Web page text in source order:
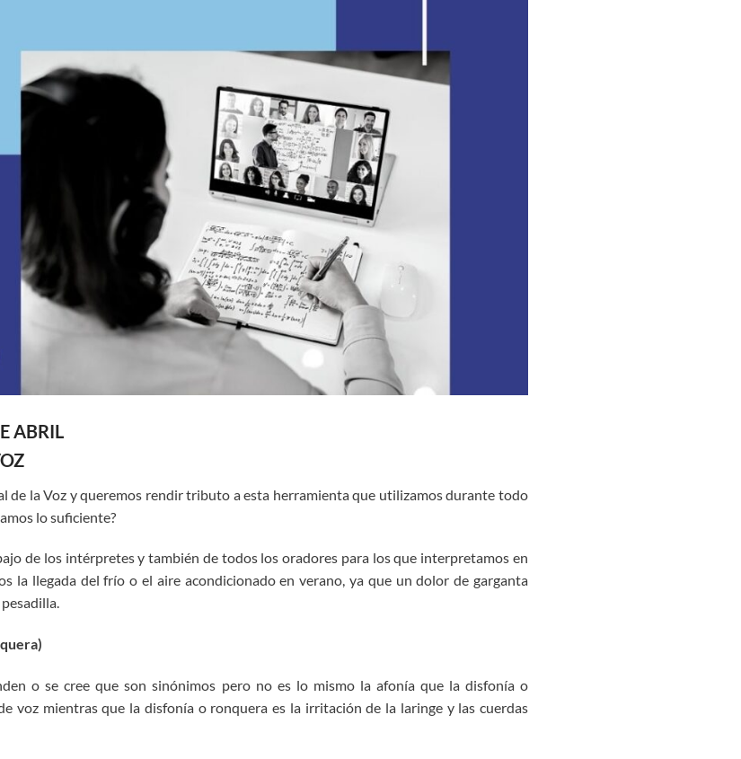
ABRIL
de la Voz y queremos rendir tributo a esta herramienta que utilizamos durante todo
lo suficiente?
de los intérpretes y también de todos los oradores para los que interpretamos en
la llegada del frío o el aire acondicionado en verano, ya que un dolor de garganta
o se cree que son sinónimos pero no es lo mismo la afonía que la disfonía o
voz mientras que la disfonía o ronquera es la irritación de la laringe y las cuerdas